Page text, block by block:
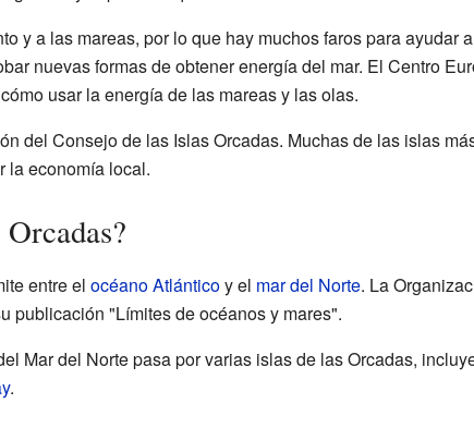
y a las mareas, por lo que hay muchos faros para ayudar
nuevas formas de obtener energía del mar. El Centro
usar la energía de las mareas y las olas.
del Consejo de las Islas Orcadas. Muchas de las islas
la economía local.
entre el océano Atlánticoy el mar del Norte. La
publicación "Límites de océanos y mares".
Mar del Norte pasa por varias islas de las Orcadas,
.